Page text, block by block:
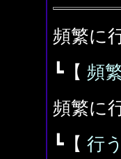
頻繁に
┗【 頻
頻繁に
┗【 行